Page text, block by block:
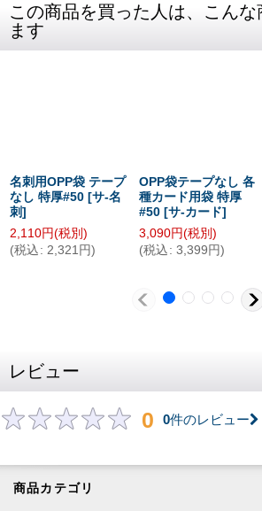
この商品を買った人は、こん
ます
名刺用OPP袋 テープ
なし 特厚#50 [サ-名
刺]
2,110円(税別)
(税込 : 2,321 円)
OPP袋テープなし 各
種カード用袋 特厚
#50 [サ-カード]
3,090円(税別)
(税込 : 3,399 円)
レビュー
0 0件のレビュー
商品カテゴリ